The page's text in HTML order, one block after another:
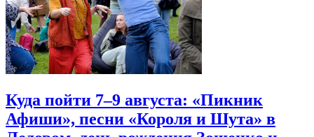
Куда пойти 7–9 августа: «Пикник
Афиши», песни «Короля и Шута» в